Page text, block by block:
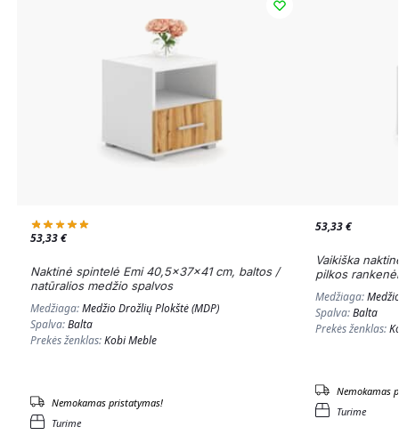
53,33€
Naktinė spintelė Emi 40,5x37x41 cm, baltos /
natūralios medžio spalvos
Medžiaga:Medžio Drožlių Plokštė (MDP)
Spalva:Balta
Prekės ženklas:Kobi Meble
Turime
Nemokamas pristatymas!
53,33€
Vaikiška
pilkos
Medžiaga:
Spalva:Balta
Prekės ženklas:
Turime
Nemokamas